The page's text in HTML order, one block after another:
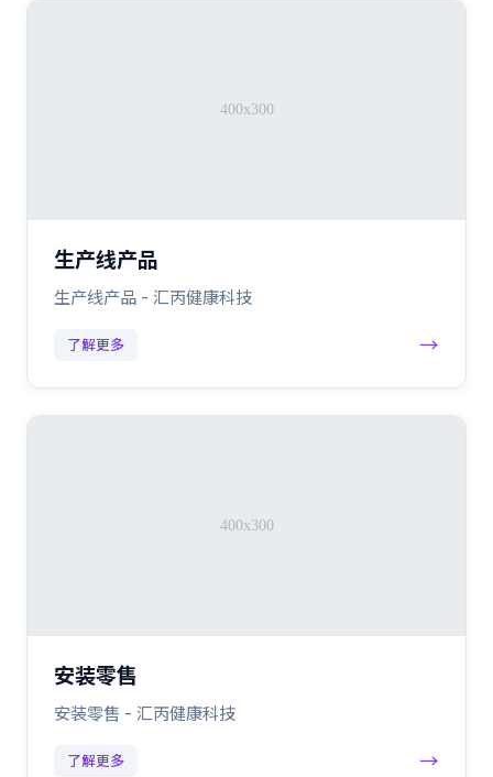
生产线产品
生产线产品 - 汇丙健康科技
了解更多 →
安装零售
安装零售 - 汇丙健康科技
了解更多 →